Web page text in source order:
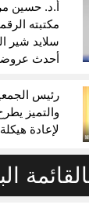
أ.د. حسين
مكتبته
سلايد شير
أحدث عروضه
رئيس
والتميز
لإعادة